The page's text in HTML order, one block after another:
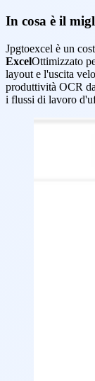
In cosa è il
Jpgtoexcel è un
ExcelOttimizzato
layout e l'uscita
produttività OCR
i flussi di lavoro